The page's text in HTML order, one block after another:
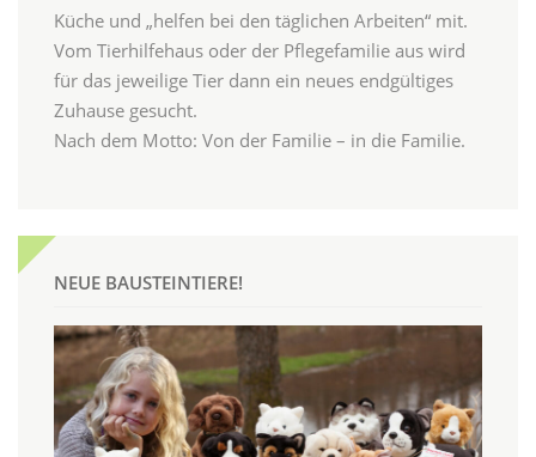
Küche und „helfen bei den täglichen Arbeiten“ mit.
Vom Tierhilfehaus oder der Pflegefamilie aus wird
für das jeweilige Tier dann ein neues endgültiges
Zuhause gesucht.
Nach dem Motto: Von der Familie – in die Familie.
NEUE BAUSTEINTIERE!